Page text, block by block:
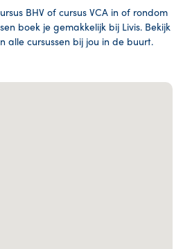
BHV of cursus VCA in of rondom
boek je gemakkelijk bij Livis. Bekijk
alle cursussen bij jou in de buurt.